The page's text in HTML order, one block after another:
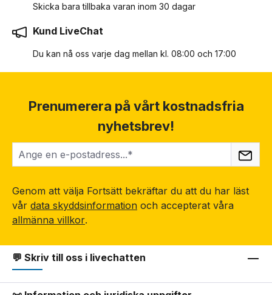
Skicka bara tillbaka varan inom 30 dagar
Kund LiveChat
Du kan nå oss varje dag mellan kl. 08:00 och 17:00
Prenumerera på vårt kostnadsfria
nyhetsbrev!
Genom att välja Fortsätt bekräftar du att du har läst
vår data skyddsinformation och accepterat våra
allmänna villkor.
💬 Skriv till oss i livechatten